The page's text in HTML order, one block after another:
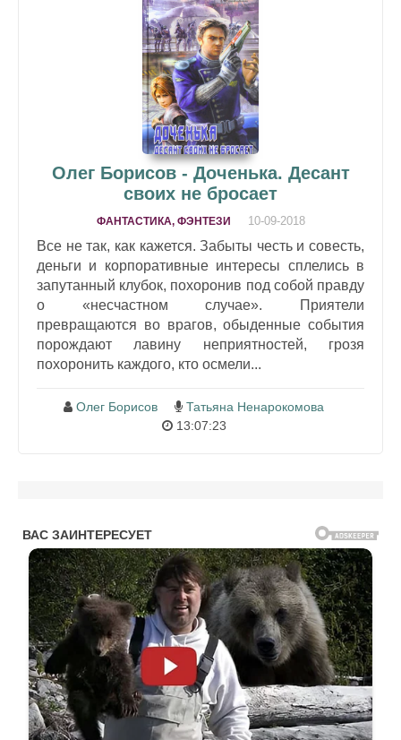
Олег Борисов - Доченька. Десант
своих не бросает
ФАНТАСТИКА, ФЭНТЕЗИ 10-09-2018
Все не так, как кажется. Забыты честь и совесть,
деньги и корпоративные интересы сплелись в
запутанный клубок, похоронив под собой правду
о «несчастном случае». Приятели
превращаются во врагов, обыденные события
порождают лавину неприятностей, грозя
похоронить каждого, кто осмели...
Олег Борисов
Татьяна Ненарокомова
13:07:23